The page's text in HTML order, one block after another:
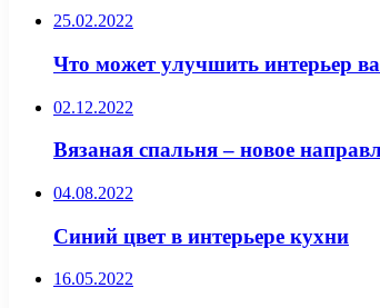
25.02.2022
Что может улучшить интерьер
02.12.2022
Вязаная спальня – новое
04.08.2022
Синий цвет в интерьере кухни
16.05.2022